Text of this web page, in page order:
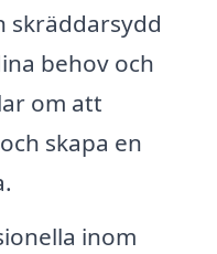
skräddarsydd
behov och
om att
skapa en
inom